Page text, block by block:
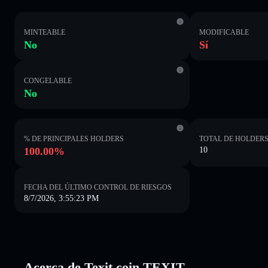
MINTEABLE
No
MODIFICABLE
Sí
CONGELABLE
No
% DE PRINCIPALES HOLDERS
100.00%
TOTAL DE
10
FECHA DEL ÚLTIMO CONTROL DE RIESGOS
8/7/2026, 3:55:23 PM